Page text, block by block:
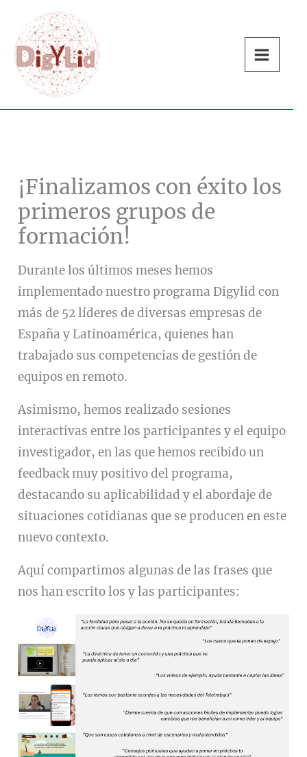
contenido
¡Finalizamos con éxito los
primeros grupos de
formación!
Durante los últimos meses hemos
implementado nuestro programa Digylid con
más de 52 líderes de diversas empresas de
España y Latinoamérica, quienes han
trabajado sus competencias de gestión de
equipos en remoto.
Asimismo, hemos realizado sesiones
interactivas entre los participantes y el equipo
investigador, en las que hemos recibido un
feedback muy positivo del programa,
destacando su aplicabilidad y el abordaje de
situaciones cotidianas que se producen en este
nuevo contexto.
Aquí compartimos algunas de las frases que
nos han escrito los y las participantes: